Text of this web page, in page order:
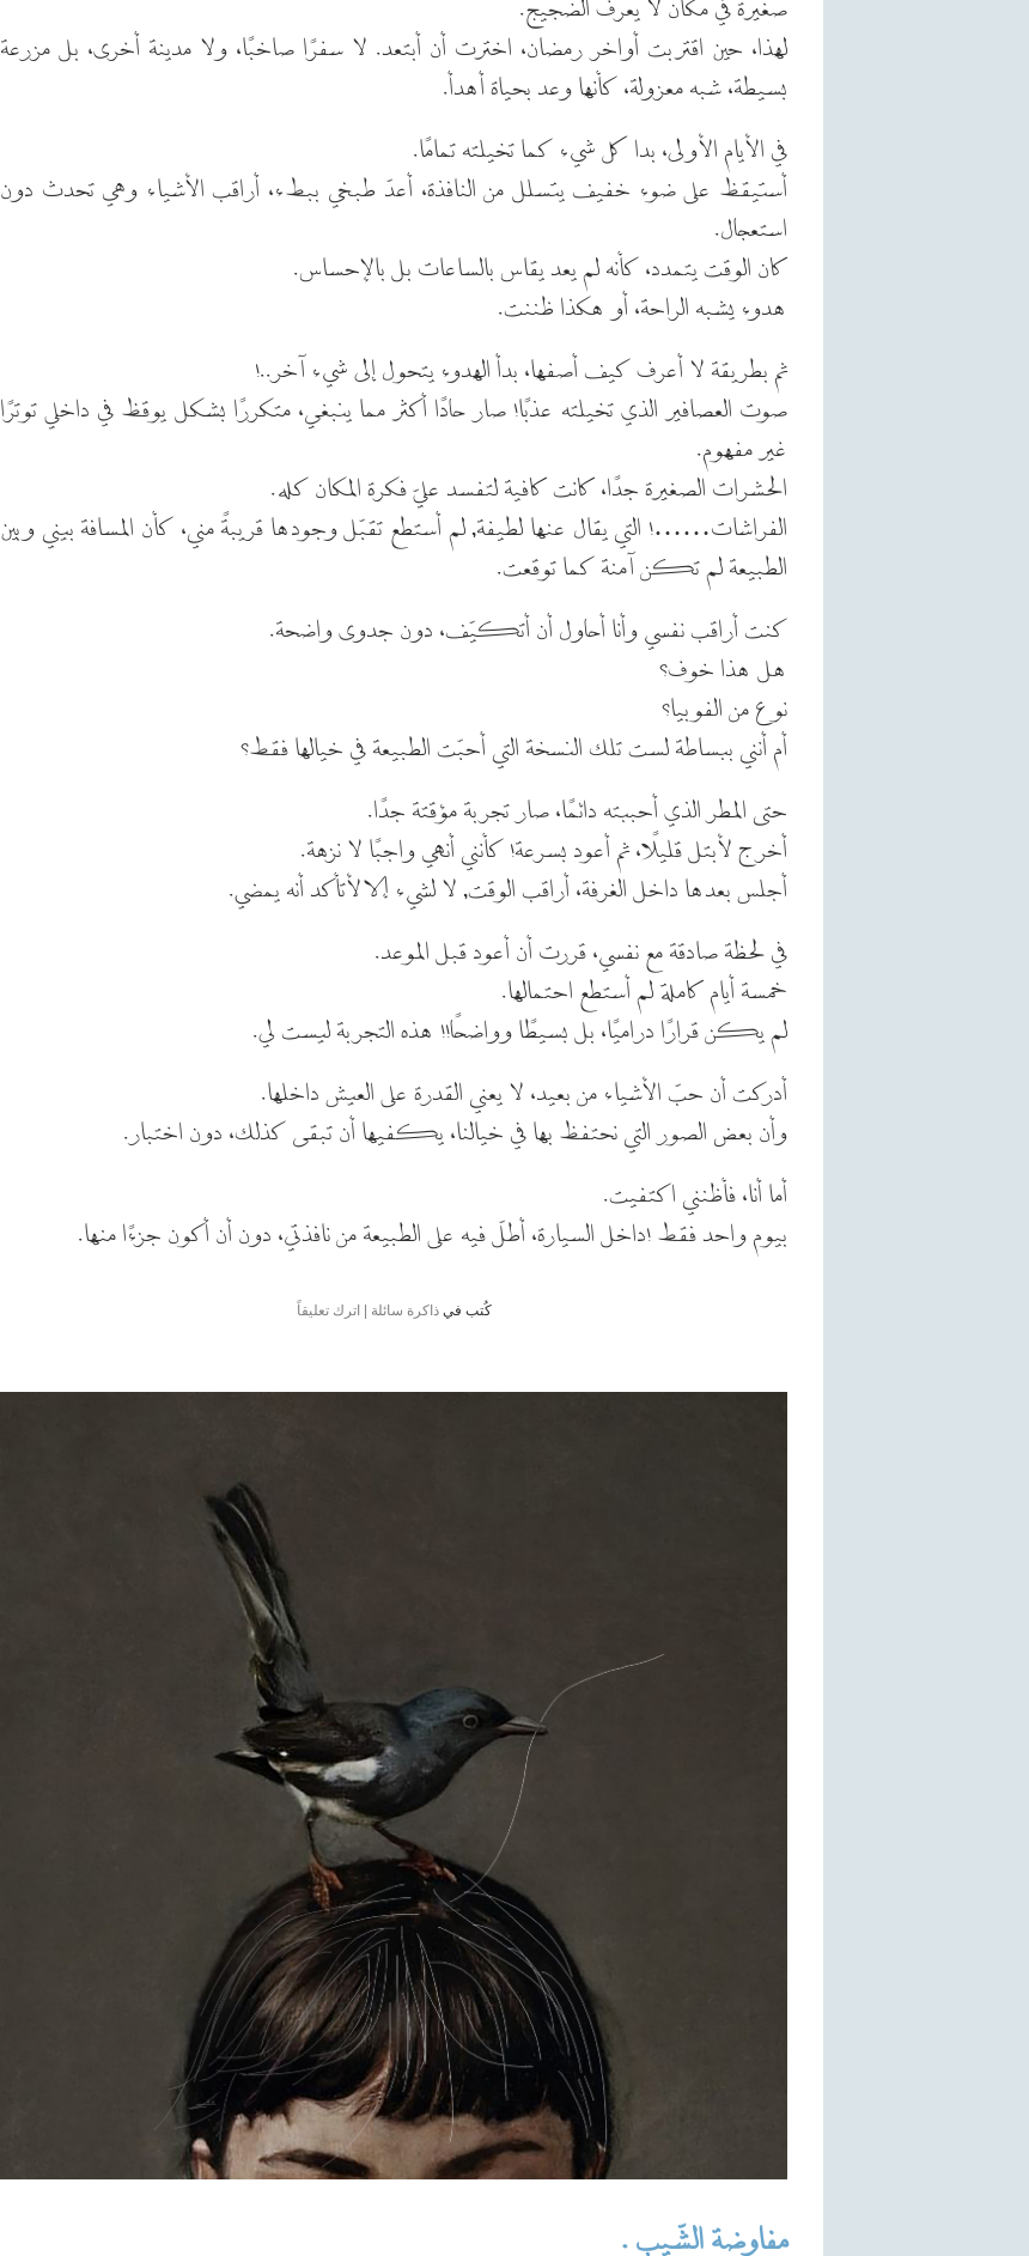
لهذا، حين اقتربت أواخر رمضان، اخترت أن أبتعد. لا سفرًا صاخبًا، ولا مدينة أخرى، بل مزرعة
بسيطة، شبه معزولة، كأنها وعد بحياة أهدأ.
في الأيام الأولى، بدا كل شيء كما تخيلته تمامًا.
أستيقظ على ضوء خفيف يتسلل من النافذة، أعدّ طبخي ببطء، أراقب الأشياء وهي تحدث دون
استعجال.
كان الوقت يتمدد، كأنه لم يعد يقاس بالساعات بل بالإحساس.
هدوء يشبه الراحة، أو هكذا ظننت.
ثم بطريقة لا أعرف كيف أصفها، بدأ الهدوء يتحول إلى شيء آخر..!
صوت العصافير الذي تخيلته عذبًا! صار حادًا أكثر مما ينبغي، متكررًا بشكل يوقظ في داخلي توترًا
غير مفهوم.
الحشرات الصغيرة جدًا، كانت كافية لتفسد عليّ فكرة المكان كله.
الفراشات……! التي يقال عنها لطيفة, لم أستطع تقبّل وجودها قريبةً مني، كأن المسافة بيني وبين
الطبيعة لم تكن آمنة كما توقعت.
كنت أراقب نفسي وأنا أحاول أن أتكيّف، دون جدوى واضحة.
هل هذا خوف؟
نوع من الفوبيا؟
أم أنني ببساطة لست تلك النسخة التي أحبّت الطبيعة في خيالها فقط؟
حتى المطر الذي أحببته دائمًا، صار تجربة مؤقتة جدًا.
أخرج لأبتل قليلًا، ثم أعود بسرعة! كأنني أنهي واجبًا لا نزهة.
أجلس بعدها داخل الغرفة، أراقب الوقت, لا لشيء إلا لأتأكد أنه يمضي.
في لحظة صادقة مع نفسي، قررت أن أعود قبل الموعد.
خمسة أيام كاملة لم أستطع احتمالها.
لم يكن قرارًا دراميًا، بل بسيطًا وواضحًا!! هذه التجربة ليست لي.
أدركت أن حبّ الأشياء من بعيد، لا يعني القدرة على العيش داخلها.
وأن بعض الصور التي نحتفظ بها في خيالنا، يكفيها أن تبقى كذلك، دون اختبار.
أما أنا، فأظنني اكتفيت.
بيوم واحد فقط !داخل السيارة، أطلّ فيه على الطبيعة من نافذتي، دون أن أكون جزءًا منها.
كُتب فيذاكرة سائلة | اترك تعليقاً
مفاوضة الشّيب .